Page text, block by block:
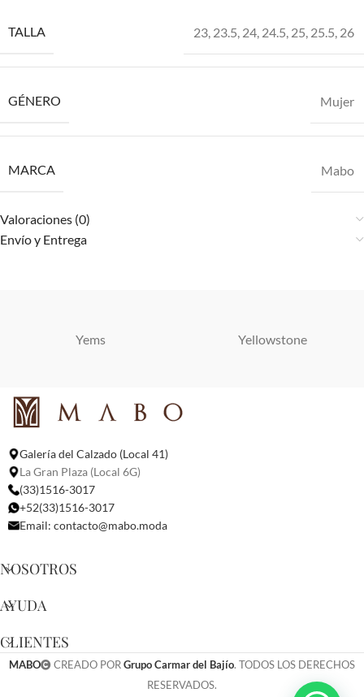
TALLA 23 23.5 24 24.5 25 25.5 26
GÉNERO Mujer
MARCA Mabo
Valoraciones (0)
Envío y Entrega
Yems Yellowstone
Galería del Calzado (Local 41)
La Gran Plaza (Local 6G)
(33)1516-3017
+52(33)1516-3017
Email: contacto@mabo.moda
NOSOTROS
AYUDA
CLIENTES
MABO CREADO PORGrupo Carmar del Bajío. TODOS LOS DERECHOS
RESERVADOS.